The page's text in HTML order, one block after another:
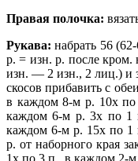
Правая полочка:
Рукава: набрать 56
р. = изн. р. после кром.
изн. — 2 изн., 2 лиц.) и
скосов прибавить с
в каждом 8-м р. 10х
каждом 6-м р. 3х по
каждом 6-м р. 15х по 1
р. от наборного края